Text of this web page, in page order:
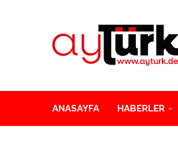
ANASAYFA HABERLER